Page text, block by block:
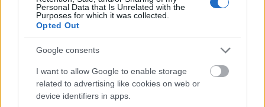
Personal Data that Is Unrelated with the
Purposes for which it was collected.
Opted Out
Google consents
I want to allow Google to enable storage
related to advertising like cookies on web or
device identifiers in apps.